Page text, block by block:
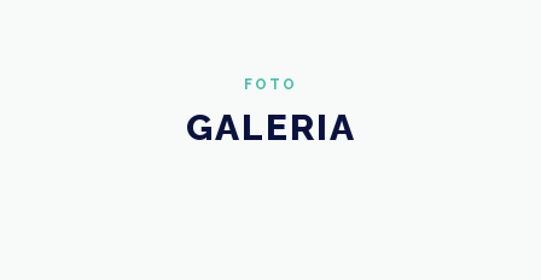
FOTO
GALERIA